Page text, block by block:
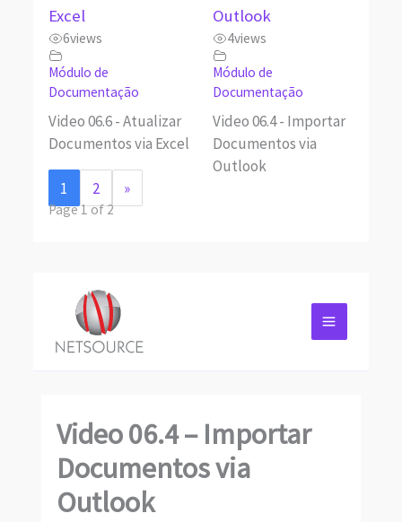
Excel
6views
Módulo de
Documentação
Video 06.6 - Atualizar
Documentos via Excel
Outlook
4views
Módulo de
Documentação
Video 06.4 - Importar
Documentos via
Outlook
1
2 »
Page 1 of 2
Video 06.4 – Importar
Documentos via
Outlook